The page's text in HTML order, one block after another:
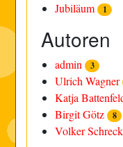
Jubiläum 1
Autoren
admin 3
Ulrich Wagner
Katja
Birgit Götz 8
Volker Schreck